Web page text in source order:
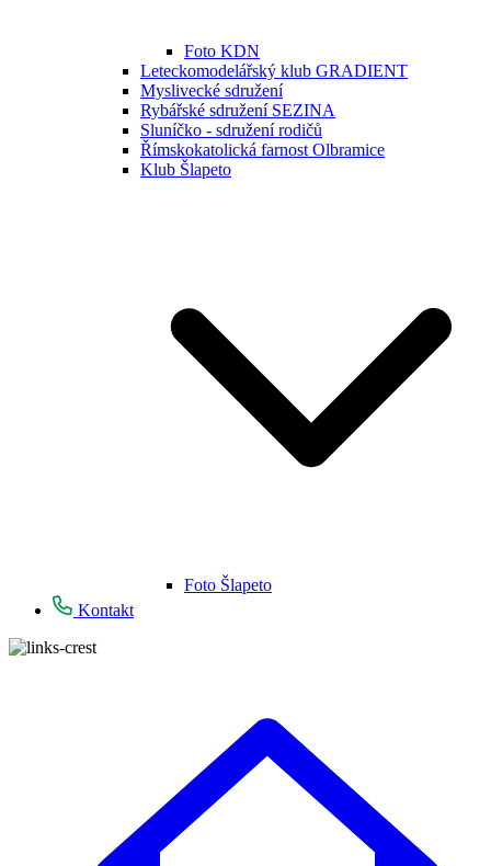
Foto KDN
Leteckomodelářský klub GRADIENT
Myslivecké sdružení
Rybářské sdružení SEZINA
Sluníčko - sdružení rodičů
Římskokatolická farnost Olbramice
Klub Šlapeto
Foto Šlapeto
Kontakt